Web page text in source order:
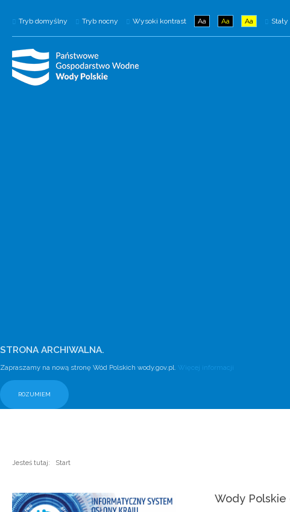
Tryb domyślny Tryb nocny Wysoki kontrast Aa Aa Aa
STRONA ARCHIWALNA.
Zapraszamy na nową stronę Wód Polskich wody.gov.pl. Więcej informacji
ROZUMIEM
Jesteś tutaj: Start
Wody Polskie